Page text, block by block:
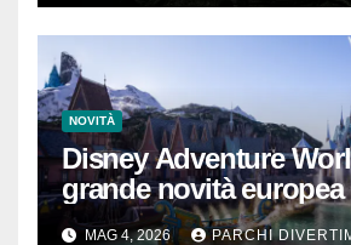
NOVITÀ
Disney Adventure
grande novità
a tema
MAG 4, 2026 PARCHI